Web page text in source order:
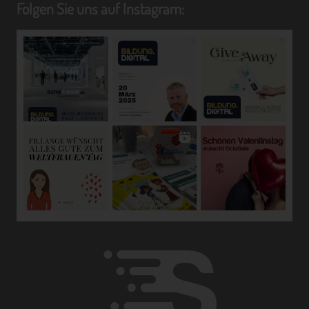
Folgen Sie uns auf Instagram:
die Anpassung oder Veränderung, das Auslesen, das
Abfragen, die Verwendung, die Offenlegung durch
Übermittlung, Verbreitung oder eine andere Form der
Bereitstellung, den Abgleich oder die Verknüpfung, die
Einschränkung, das Löschen oder die Vernichtung.
d) Einschränkung der Verarbeitung
Einschränkung der Verarbeitung ist die Markierung
gespeicherter personenbezogener Daten mit dem Ziel,
ihre künftige Verarbeitung einzuschränken.
e) Profiling
Profiling ist jede Art der automatisierten Verarbeitung
personenbezogener Daten, die darin besteht, dass diese